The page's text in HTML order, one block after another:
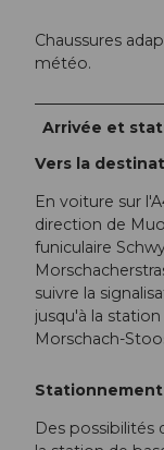
Chaussures
météo.
Arrivée et
Vers la
En voiture sur
direction de
funiculaire
suivre la
jusqu'à la
Morschach-
Stationnement
Des